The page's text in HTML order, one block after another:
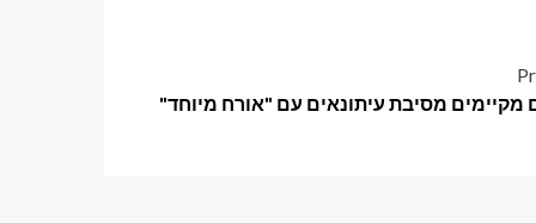
מקיימים מסיבת עיתונאים עם "אורח מיוחד"